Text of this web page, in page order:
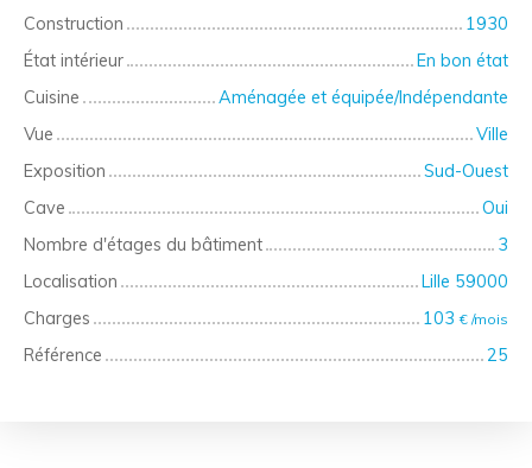
Construction
1930
État intérieur
En bon état
Cuisine
Aménagée et équipée/Indépendante
Vue
Ville
Exposition
Sud-Ouest
Cave
Oui
Nombre d'étages du bâtiment
3
Localisation
Lille 59000
Charges
103€ /mois
Référence 25